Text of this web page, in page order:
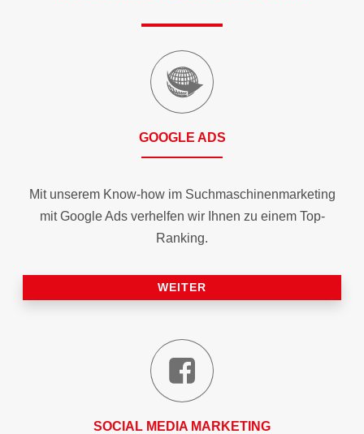
GOOGLE ADS
Mit unserem Know-how im Suchmaschinen­marketing
mit Google Ads verhelfen wir Ihnen zu einem Top-
Ranking.
WEITER
SOCIAL MEDIA MARKETING